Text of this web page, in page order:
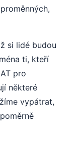
si lidé budou
ti, kteří
pro
některé
vypátrat,